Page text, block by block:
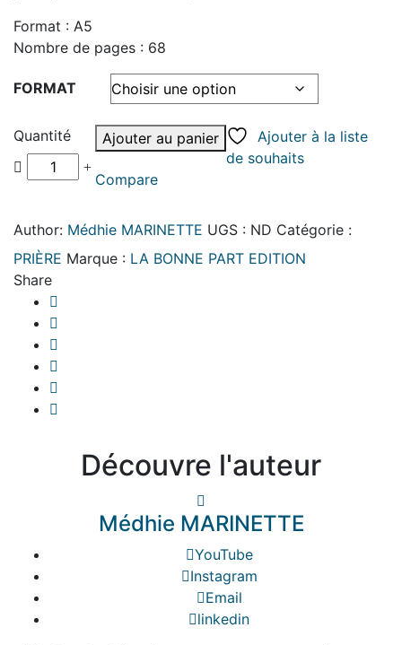
Format : A5
Nombre de pages : 68
FORMAT
Quantité Ajouter au panier
Ajouter à la liste
de souhaits
Compare
Author: Médhie MARINETTE UGS : ND Catégorie :
PRIÈRE Marque : LA BONNE PART EDITION
Share
Découvre l'auteur
Médhie MARINETTE
YouTube
Instagram
Email
linkedin